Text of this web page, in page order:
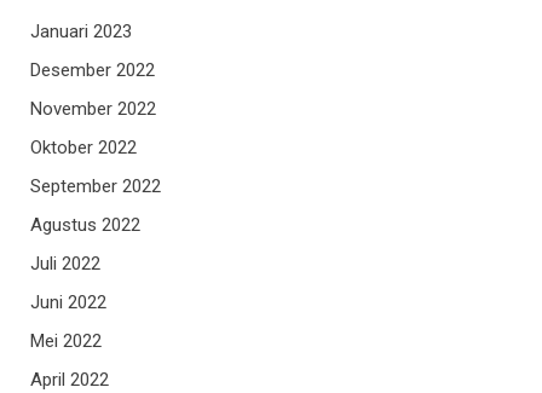
Januari 2023
Desember 2022
November 2022
Oktober 2022
September 2022
Agustus 2022
Juli 2022
Juni 2022
Mei 2022
April 2022